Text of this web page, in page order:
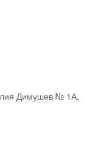
Димушев № 1А,